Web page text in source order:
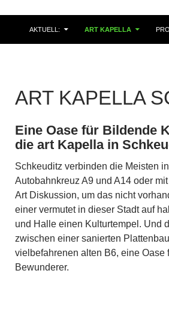
AKTUELL:
ART KAPELLA
ART KAPELLA
Eine Oase für Bildende
die art Kapella in
Schkeuditz verbinden die Meisten
Autobahnkreuz A9 und A14 oder
Art Diskussion, um das nicht
einer vermutet in dieser Stadt auf
und Halle einen Kulturtempel. Und
zwischen einer sanierten
vielbefahrenen alten B6, eine Oase
Bewunderer.